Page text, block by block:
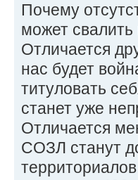
Почему
может
Отличается
нас будет
титуловать
станет уже
Отличается
СОЗЛ станут